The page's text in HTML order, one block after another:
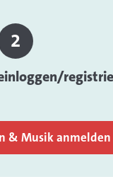
& Musik anmelden